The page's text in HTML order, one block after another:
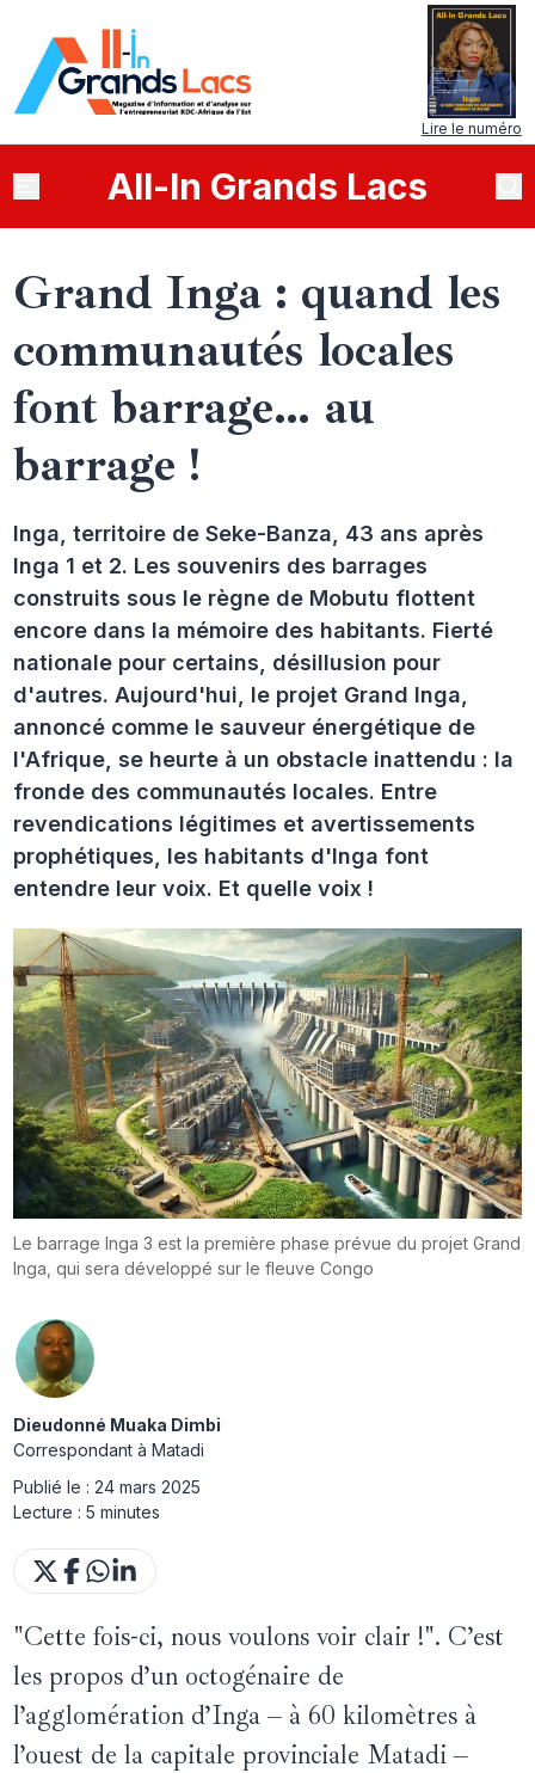
Lire le numéro
All-In Grands Lacs
Grand Inga : quand les
communautés locales
font barrage… au
barrage !
Inga, territoire de Seke-Banza, 43 ans après
Inga 1 et 2. Les souvenirs des barrages
construits sous le règne de Mobutu flottent
encore dans la mémoire des habitants. Fierté
nationale pour certains, désillusion pour
d'autres. Aujourd'hui, le projet Grand Inga,
annoncé comme le sauveur énergétique de
l'Afrique, se heurte à un obstacle inattendu : la
fronde des communautés locales. Entre
revendications légitimes et avertissements
prophétiques, les habitants d'Inga font
entendre leur voix. Et quelle voix !
Le barrage Inga 3 est la première phase prévue du projet Grand
Inga, qui sera développé sur le fleuve Congo
Dieudonné Muaka Dimbi
Correspondant à Matadi
Publié le :24 mars 2025
Lecture :5 minutes
"Cette fois-ci, nous voulons voir clair !". C’est
les propos d’un octogénaire de
l’agglomération d’Inga – à 60 kilomètres à
l’ouest de la capitale provinciale Matadi –